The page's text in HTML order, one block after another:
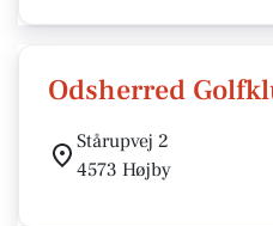
Odsherred
Stårupvej 2
4573 Højby